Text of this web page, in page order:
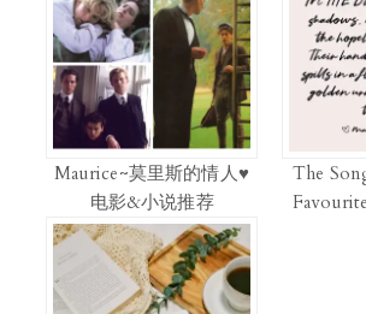
Maurice~莫里斯的情人♥
电影&小说推荐
The